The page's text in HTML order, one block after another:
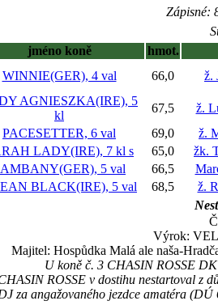
Zápisné:
jméno koně
hmot.
WINNIE(GER), 4 val 66,0 ž.
AGNIESZKA(IRE), 5
kl
67,5
ž.
PACESETTER, 6 val 69,0
ž.
LADY(IRE), 7 kl s 65,0
žk.
5 val 66,5
BLACK(IRE), 5 val 68,5
ž.
Výrok:
Majitel: Hospůdka Malá ale naša-
U koně č. 3 CHASIN ROSSE
ROSSE v dostihu nestartoval z
za angažovaného jezdce amatéra